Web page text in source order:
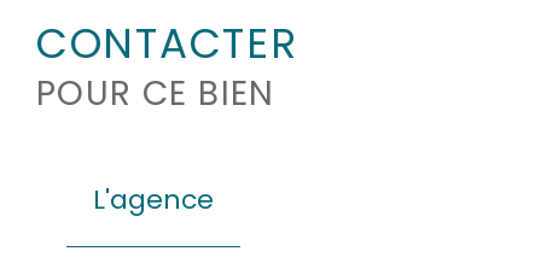
CONTACTER
POUR CE BIEN
L'agence